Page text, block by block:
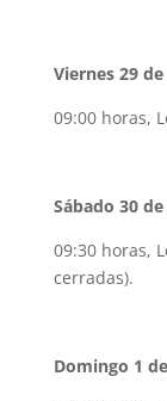
Viernes 29
09:00 horas,
Sábado 30
09:30 horas,
cerradas).
Domingo 1